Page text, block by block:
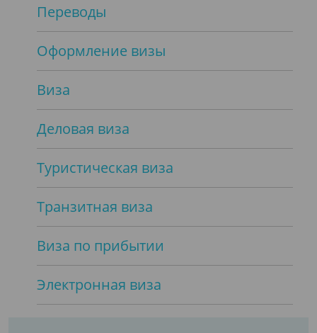
Переводы
Оформление визы
Виза
Деловая виза
Туристическая виза
Транзитная виза
Виза по прибытии
Электронная виза